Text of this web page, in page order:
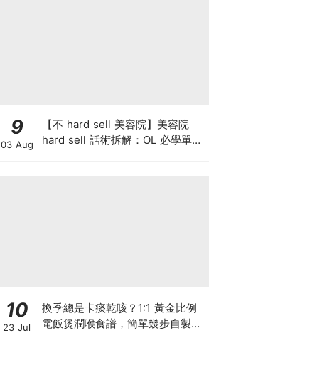
9
03 Aug
【不 hard sell 美容院】美容院
hard sell 話術拆解：OL 必學單次
10
23 Jul
換季總是卡痰乾咳？1:1 黃金比例
電飯煲潤喉食譜，簡單幾步自製天